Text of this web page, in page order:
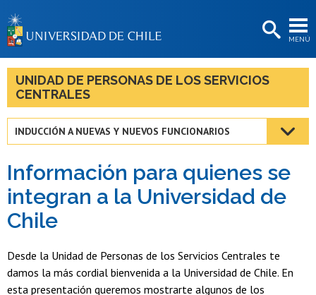
MENÚ
BIBLIOTECAS
LA UNIVERSIDAD
Estudiantes
Funcionarias/os
UNIDAD DE PERSONAS DE LOS SERVICIOS
CENTRALES
INDUCCIÓN A NUEVAS Y NUEVOS FUNCIONARIOS
Información para quienes se
integran a la Universidad de
Chile
Desde la Unidad de Personas de los Servicios Centrales te
damos la más cordial bienvenida a la Universidad de Chile. En
esta presentación queremos mostrarte algunos de los